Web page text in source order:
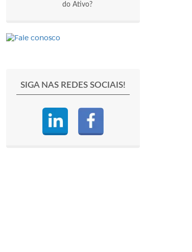
do Ativo?
SIGA NAS REDES SOCIAIS!